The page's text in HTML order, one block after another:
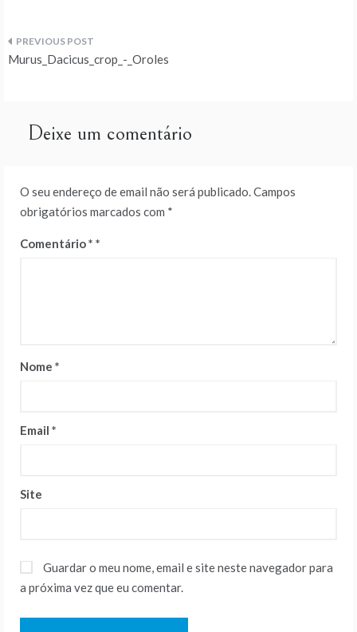
Navegação
artigos
Murus_Dacicus_crop_-_Oroles
Deixe um comentário
O seu endereço de email não será publicado.Campos
obrigatórios marcados com *
Comentário*
Nome *
Email *
Site
Guardar o meu nome, email e site neste navegador para
a próxima vez que eu comentar.